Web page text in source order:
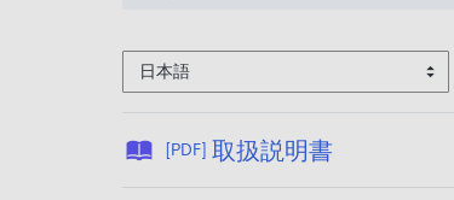
日本語
[PDF] 取扱説明書公